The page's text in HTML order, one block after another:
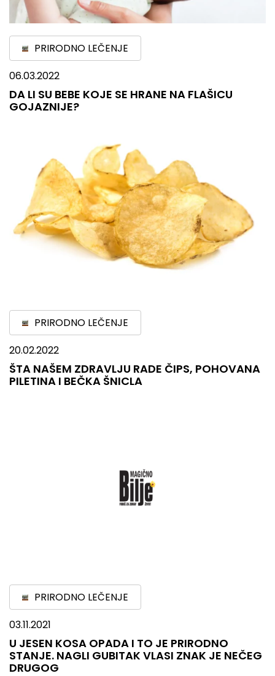
PRIRODNO LEČENJE
06.03.2022
DA LI SU BEBE KOJE SE HRANE NA FLAŠICU
GOJAZNIJE?
PRIRODNO LEČENJE
20.02.2022
ŠTA NAŠEM ZDRAVLJU RADE ČIPS, POHOVANA
PILETINA I BEČKA ŠNICLA
PRIRODNO LEČENJE
03.11.2021
U JESEN KOSA OPADA I TO JE PRIRODNO
STANJE. NAGLI GUBITAK VLASI ZNAK JE NEČEG
DRUGOG